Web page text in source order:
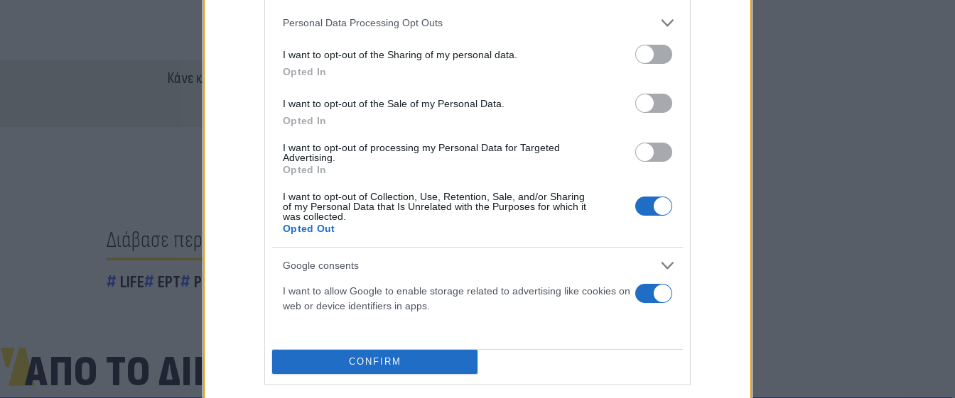
Personal Data Processing Opt Outs
I want to opt-out of the Sharing of my personal data.
Opted In
I want to opt-out of the Sale of my Personal Data.
Opted In
I want to opt-out of processing my Personal Data for Targeted
Advertising.
Opted In
I want to opt-out of Collection, Use, Retention, Sale, and/or Sharing
of my Personal Data that Is Unrelated with the Purposes for which it
was collected.
Opted Out
Google consents
I want to allow Google to enable storage related to advertising like cookies on
web or device identifiers in apps.
CONFIRM
Κάνε κλικ και δες περισσότερο
Διάβασε περισσότερα
LIFE ΕΡΤ Ρούλα Κορομηλά Showbiz
ΑΠΟ ΤΟ ΔΙΚΤΥΟ